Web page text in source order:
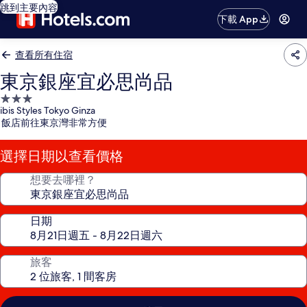
跳到主要內容
下載 App
查看所有住宿
東京銀座宜必思尚品
3.0
星
級
住
宿
ibis Styles Tokyo Ginza
飯店前往東京灣非常方便
選擇日期以查看價格
想要去哪裡？
日期
旅客